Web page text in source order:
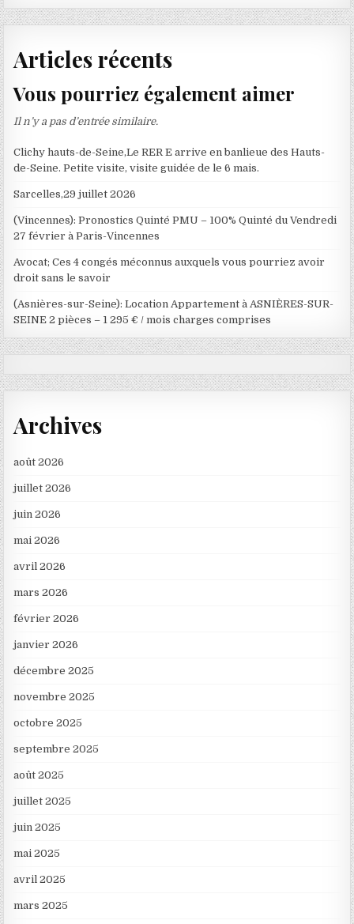
Articles récents
Vous pourriez également aimer
Il n’y a pas d’entrée similaire.
Clichy hauts-de-Seine,Le RER E arrive en banlieue des Hauts-
de-Seine. Petite visite, visite guidée de le 6 mais.
Sarcelles,29 juillet 2026
(Vincennes): Pronostics Quinté PMU – 100% Quinté du Vendredi
27 février à Paris-Vincennes
Avocat; Ces 4 congés méconnus auxquels vous pourriez avoir
droit sans le savoir
(Asnières-sur-Seine): Location Appartement à ASNIÈRES-SUR-
SEINE 2 pièces – 1 295 € / mois charges comprises
Archives
août 2026
juillet 2026
juin 2026
mai 2026
avril 2026
mars 2026
février 2026
janvier 2026
décembre 2025
novembre 2025
octobre 2025
septembre 2025
août 2025
juillet 2025
juin 2025
mai 2025
avril 2025
mars 2025